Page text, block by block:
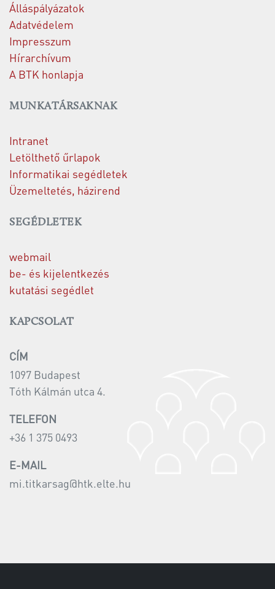
Álláspályázatok
Adatvédelem
Impresszum
Hírarchívum
A BTK honlapja
MUNKATÁRSAKNAK
Intranet
Letölthető űrlapok
Informatikai segédletek
Üzemeltetés, házirend
SEGÉDLETEK
webmail
be- és kijelentkezés
kutatási segédlet
KAPCSOLAT
CÍM
1097 Budapest
Tóth Kálmán utca 4.
TELEFON
+36 1 375 0493
E-MAIL
mi.titkarsag@htk.elte.hu